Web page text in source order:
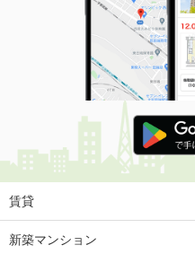
賃貸
新築マンション